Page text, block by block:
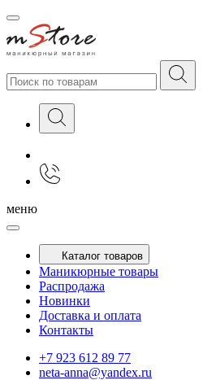
меню
Каталог товаров
Маникюрные товары
Распродажа
Новинки
Доставка и оплата
Контакты
+7 923 612 89 77
neta-anna@yandex.ru